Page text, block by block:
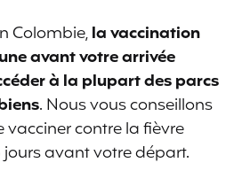
Colombie,la vaccination
avant votre arrivée
à la plupart des parcs
. Nous vous conseillons
contre la fièvre
avant votre départ.